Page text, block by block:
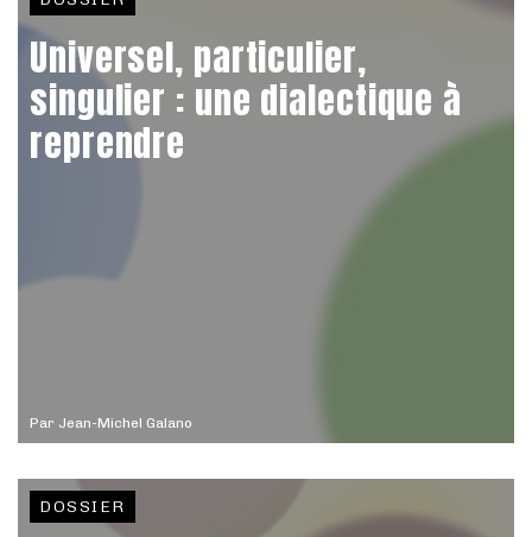
Par Jean-Michel Galano
Universel, particulier,
singulier : une dialectique à
reprendre
DOSSIER